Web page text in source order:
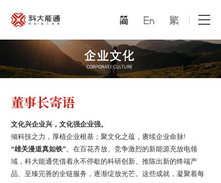
关于我们
产品中心
能通万家
才赋未来
解决方案
董事长寄语
文化兴企业兴，文化强企业强。
倾科技之力，厚植企业根基；聚文化之蕴，赓续企业命脉!
“雄关漫道真如铁”。在百花齐放、竞争激烈的新能源充放电领
域，科大能通凭借着永不停歇的科研创新、推陈出新的终端产
品、至臻完善的全链服务，逐渐绽放光芒。这些成就，凝聚着每